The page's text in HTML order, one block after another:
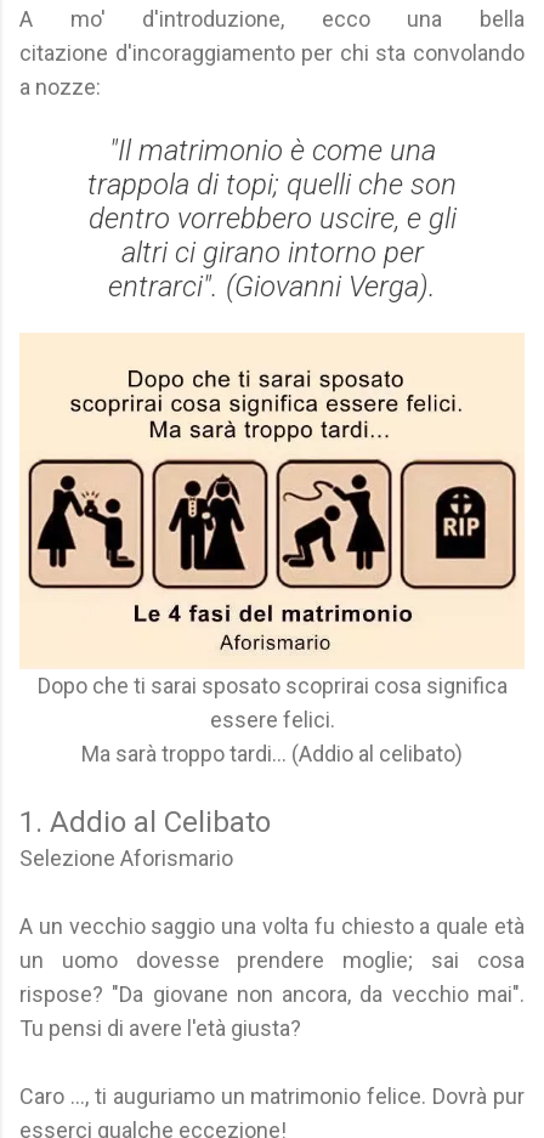
A mo' d'introduzione, ecco una bella
citazione d'incoraggiamento per chi sta convolando
a nozze:
"Il matrimonio è come una
trappola di topi; quelli che son
dentro vorrebbero uscire, e gli
altri ci girano intorno per
entrarci". (Giovanni Verga).
Dopo che ti sarai sposato scoprirai cosa significa
essere felici.
Ma sarà troppo tardi... (Addio al celibato)
1. Addio al Celibato
Selezione Aforismario
A un vecchio saggio una volta fu chiesto a quale età
un uomo dovesse prendere moglie; sai cosa
rispose? "Da giovane non ancora, da vecchio mai".
Tu pensi di avere l'età giusta?
Caro ..., ti auguriamo un matrimonio felice. Dovrà pur
esserci qualche eccezione!